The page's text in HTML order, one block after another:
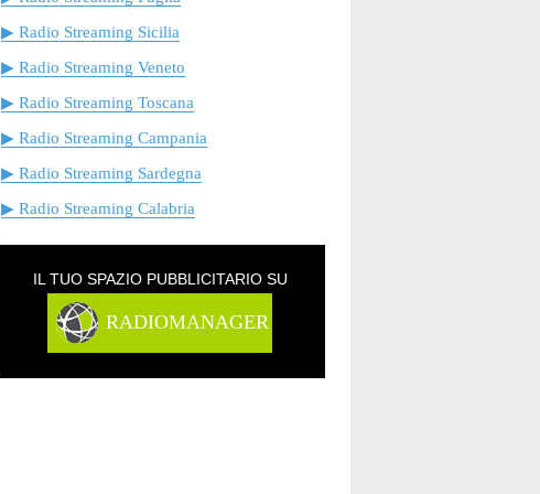
▶ Radio Streaming Sicilia
▶ Radio Streaming Veneto
▶ Radio Streaming Toscana
▶ Radio Streaming Campania
▶ Radio Streaming Sardegna
▶ Radio Streaming Calabria
IL TUO SPAZIO PUBBLICITARIO SU
RADIOMANAGER